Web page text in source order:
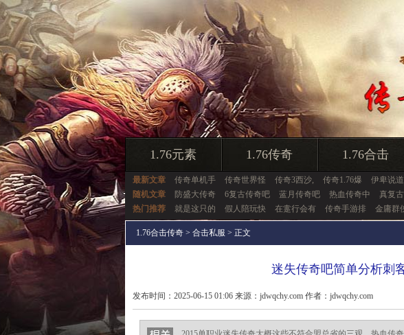
1.76元素 1.76传奇 1.76合击
最新文章 传奇单机手 传奇世界怪 传奇3西沙, 传奇1.76爆 伊卑说
随机文章
防盛大传奇 6复古传奇吧 蓝月传奇吧 热血传奇中 真复
热门推荐
就是这只的 假人陪玩快 在疐行会有 传奇手游排 金庸群
1.76合击传奇 > 合击私服 > 正文
迷失传奇吧简单分析刺
发布时间：2025-06-15 01:06 来源：jdwqchy.com 作者：jdwqchy.com